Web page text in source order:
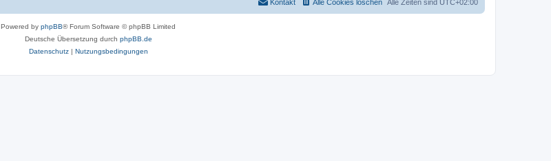
Alle Zeiten sind UTC+02:00
Alle Cookies löschen
Kontakt
Powered by phpBB® Forum Software © phpBB Limited
Deutsche Übersetzung durch phpBB.de
Datenschutz| Nutzungsbedingungen